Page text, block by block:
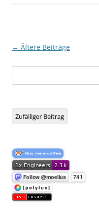
Beitragsnavigation
← Ältere Beiträge
Zufälliger Beitrag